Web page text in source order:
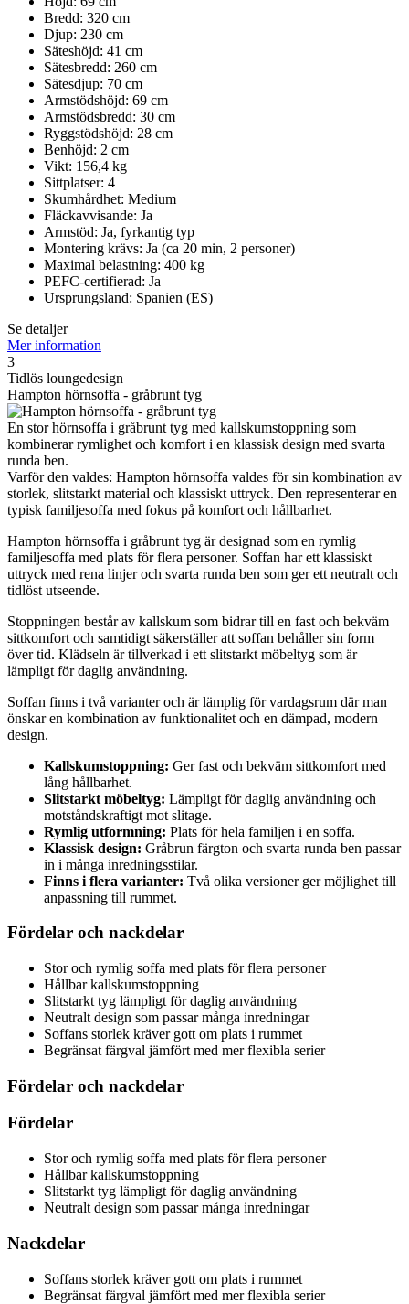
Bredd: 320 cm
Djup: 230 cm
Säteshöjd: 41 cm
Sätesbredd: 260 cm
Sätesdjup: 70 cm
Armstödshöjd: 69 cm
Armstödsbredd: 30 cm
Ryggstödshöjd: 28 cm
Benhöjd: 2 cm
Vikt: 156,4 kg
Sittplatser: 4
Skumhårdhet: Medium
Fläckavvisande: Ja
Armstöd: Ja, fyrkantig typ
Montering krävs: Ja (ca 20 min, 2 personer)
Maximal belastning: 400 kg
PEFC-certifierad: Ja
Ursprungsland: Spanien (ES)
Se detaljer
Mer information
3
Tidlös loungedesign
Hampton hörnsoffa - gråbrunt tyg
En stor hörnsoffa i gråbrunt tyg med kallskumstoppning som
kombinerar rymlighet och komfort i en klassisk design med svarta
runda ben.
Varför den valdes: Hampton hörnsoffa valdes för sin kombination av
storlek, slitstarkt material och klassiskt uttryck. Den representerar en
typisk familjesoffa med fokus på komfort och hållbarhet.
Hampton hörnsoffa i gråbrunt tyg är designad som en rymlig
familjesoffa med plats för flera personer. Soffan har ett klassiskt
uttryck med rena linjer och svarta runda ben som ger ett neutralt och
tidlöst utseende.
Stoppningen består av kallskum som bidrar till en fast och bekväm
sittkomfort och samtidigt säkerställer att soffan behåller sin form
över tid. Klädseln är tillverkad i ett slitstarkt möbeltyg som är
lämpligt för daglig användning.
Soffan finns i två varianter och är lämplig för vardagsrum där man
önskar en kombination av funktionalitet och en dämpad, modern
design.
Kallskumstoppning: Ger fast och bekväm sittkomfort med
lång hållbarhet.
Slitstarkt möbeltyg: Lämpligt för daglig användning och
motståndskraftigt mot slitage.
Rymlig utformning: Plats för hela familjen i en soffa.
Klassisk design: Gråbrun färgton och svarta runda ben passar
in i många inredningsstilar.
Finns i flera varianter: Två olika versioner ger möjlighet till
anpassning till rummet.
Fördelar och nackdelar
Stor och rymlig soffa med plats för flera personer
Hållbar kallskumstoppning
Slitstarkt tyg lämpligt för daglig användning
Neutralt design som passar många inredningar
Soffans storlek kräver gott om plats i rummet
Begränsat färgval jämfört med mer flexibla serier
Fördelar och nackdelar
Fördelar
Stor och rymlig soffa med plats för flera personer
Hållbar kallskumstoppning
Slitstarkt tyg lämpligt för daglig användning
Neutralt design som passar många inredningar
Nackdelar
Soffans storlek kräver gott om plats i rummet
Begränsat färgval jämfört med mer flexibla serier